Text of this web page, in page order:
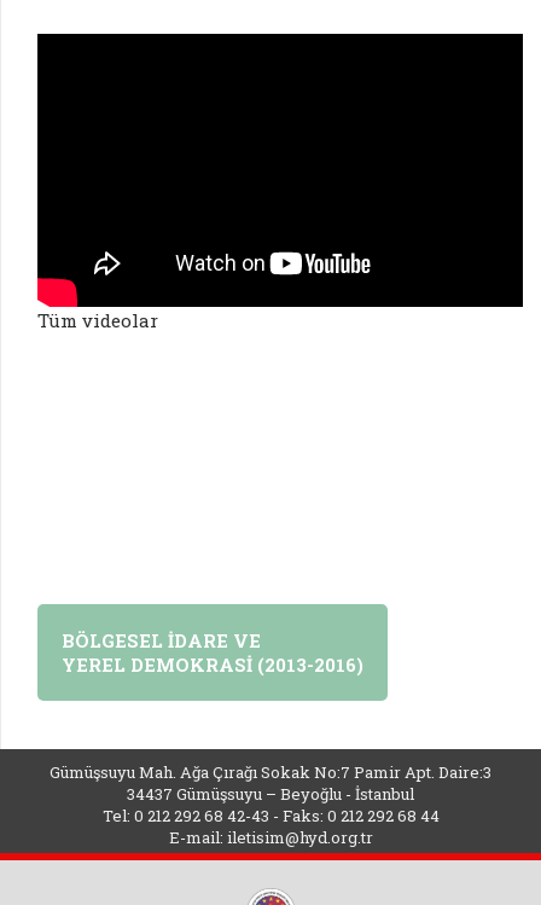
Tüm videolar
BÖLGESEL İDARE VE
YEREL DEMOKRASİ (2013-2016)
Gümüşsuyu Mah. Ağa Çırağı Sokak No:7 Pamir Apt. Daire:3
34437 Gümüşsuyu – Beyoğlu - İstanbul
Tel: 0 212 292 68 42-43 - Faks: 0 212 292 68 44
E-mail: iletisim@hyd.org.tr